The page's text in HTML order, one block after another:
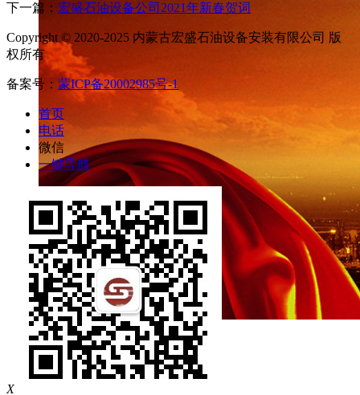
下一篇： 宏盛石油设备公司2021年新春贺词
Copyright © 2020-2025 内蒙古宏盛石油设备安装有限公司 版
权所有
备案号： 蒙ICP备20002985号-1
首页
电话
微信
一键导航
X